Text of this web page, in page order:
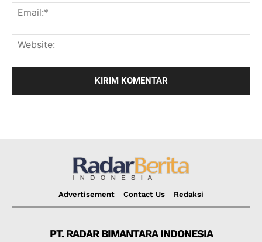
Advertisement Contact Us Redaksi
PT. RADAR BIMANTARA INDONESIA